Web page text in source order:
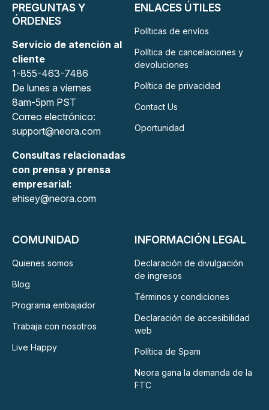
PREGUNTAS Y
ÓRDENES
Servicio de atención al
cliente
1-855-463-7486
De lunes a viernes
8am-5pm PST
Correo electrónico:
support@neora.com
Consultas relacionadas
con prensa y prensa
empresarial:
ehisey@neora.com
ENLACES ÚTILES
Políticas de envíos
Política de cancelaciones y
devoluciones
Política de privacidad
Contact Us
Oportunidad
COMUNIDAD
Quienes somos
Blog
Programa embajador
Trabaja con nosotros
Live Happy
INFORMACIÓN LEGAL
Declaración de divulgación
de ingresos
Términos y condiciones
Declaración de accesibilidad
web
Política de Spam
Neora gana la demanda de la
FTC